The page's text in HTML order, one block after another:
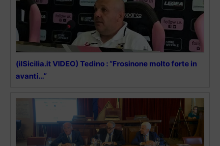
(ilSicilia.it VIDEO) Tedino : “Frosinone molto forte in
avanti…”